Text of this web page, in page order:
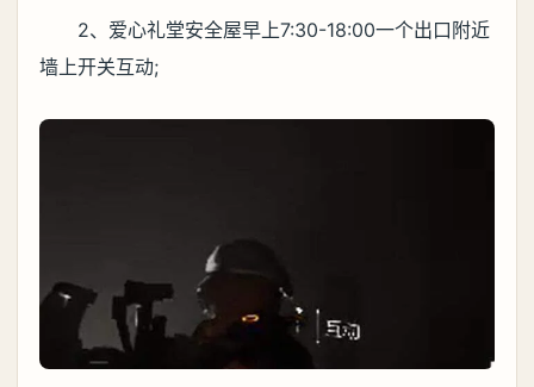
2、爱心礼堂安全屋早上7:30-18:00一个出口附近
墙上开关互动;